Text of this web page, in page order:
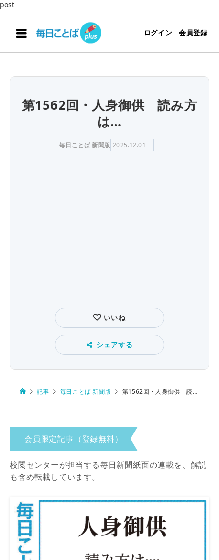
post
ログイン 会員登録
第1562回・人身御供 読み方
は…
毎日ことば 新聞版 2025.12.01
いいね
シェアする
記事 毎日ことば 新聞版 第1562回・人身御供 読み方は…
会員限定記事（登録無料）
校閲センターが担当する毎日新聞紙面の連載を、解説
も含め転載しています。